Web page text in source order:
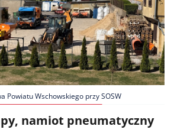
Powiatu Wschowskiego przy SOSW
namiot pneumatyczny